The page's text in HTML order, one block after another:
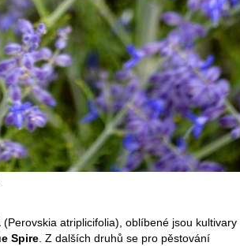
(Perovskia atriplicifolia), oblíbené jsou kultivary
Spire . Z dalších druhů se pro pěstování